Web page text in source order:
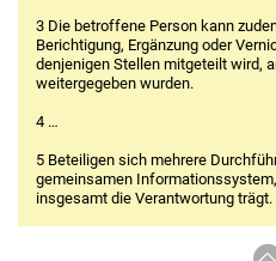
3 Die betroffene Person kann
Berichtigung, Ergänzung oder
denjenigen Stellen mitgeteilt wird,
weitergegeben wurden.
4 …
5 Beteiligen sich mehrere
gemeinsamen
insgesamt die Verantwortung trägt.